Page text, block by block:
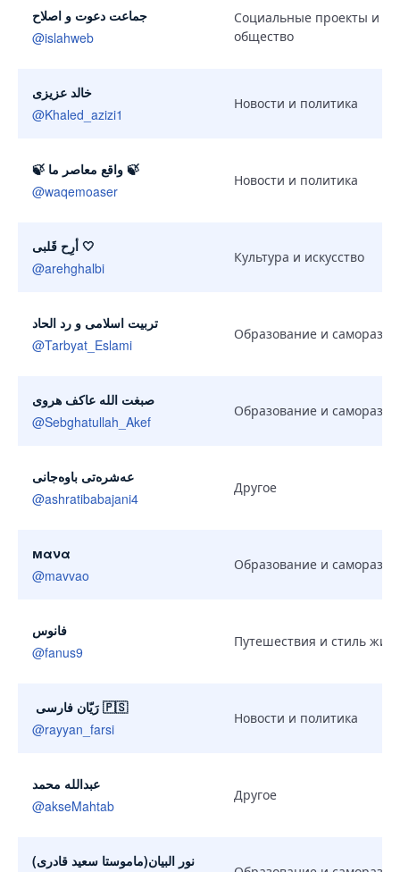
جماعت دعوت و اصلاح
@islahweb
Социальные проекты и
общество
خالد عزیزی
@Khaled_azizi1
Новости и политика
🍃 واقع معاصر ما 🍃
@waqemoaser
Новости и политика
أرِح قَلبی 🤍
@arehghalbi
Культура и искусство
تربیت اسلامی و رد الحاد
@Tarbyat_Eslami
Образование и
صبغت الله عاکف هروی
@Sebghatullah_Akef
Образование и
عه‌شره‌تی باوەجانی
@ashratibabajani4
Другое
мανα
@mavvao
Образование и
فانوس
@fanus9
Путешествия и стиль
️ رَیّان فارسی 🇵🇸
@rayyan_farsi
Новости и политика
عبدالله محمد
@akseMahtab
Другое
نور البیان(ماموستا سعید قادری)